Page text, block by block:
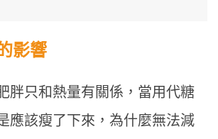
影響
胖只和熱量有關係，當用代糖
應該瘦了下來，為什麼無法減